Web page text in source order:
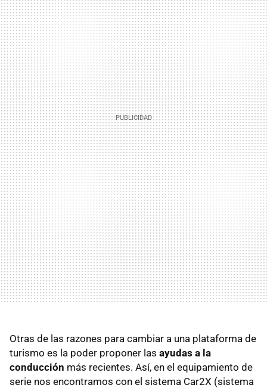
Otras de las razones para cambiar a una plataforma de
turismo es la poder proponer las ayudas a la
conducción más recientes. Así, en el equipamiento de
serie nos encontramos con el sistema Car2X (sistema